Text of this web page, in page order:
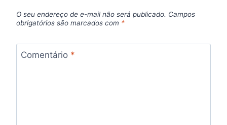
O seu endereço de e-mail não será publicado. Campos
obrigatórios são marcados com *
Comentário *